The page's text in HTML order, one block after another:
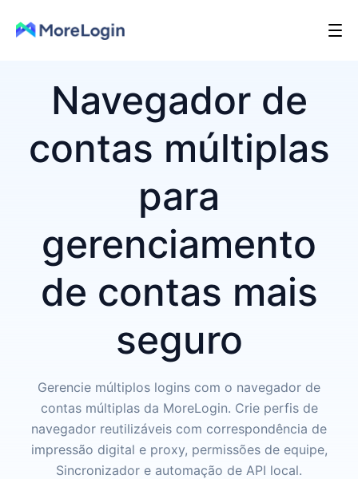
Navegador de
contas múltiplas
para
gerenciamento
de contas mais
seguro
Gerencie múltiplos logins com o navegador de
contas múltiplas da MoreLogin. Crie perfis de
navegador reutilizáveis com correspondência de
impressão digital e proxy, permissões de equipe,
Sincronizador e automação de API local.